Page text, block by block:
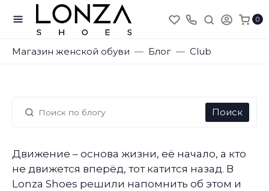
0
Магазин женской обуви Блог Club
Поиск
Движение – основа жизни, её начало, а кто
не движется вперёд, тот катится назад. В
Lonza Shoes решили напомнить об этом и